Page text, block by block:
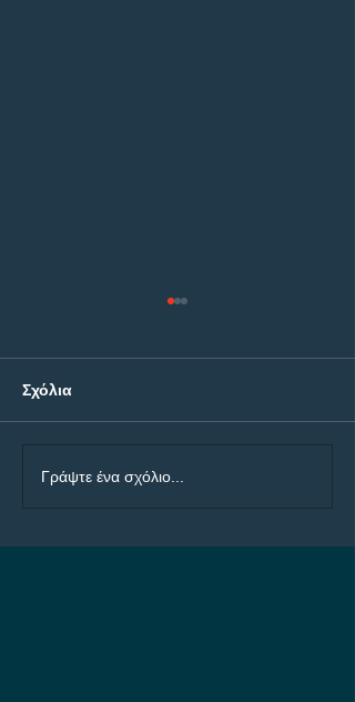
ΠΑΟΚ - Άντερλεχτ: Η
Europa League, με
Σχόλια
Γράψτε ένα σχόλιο...